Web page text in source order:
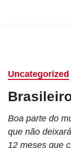
Uncategorized
Boa parte do
que não
12 meses que